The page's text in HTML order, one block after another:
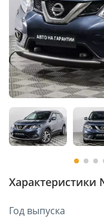
Характеристики
Год выпуска